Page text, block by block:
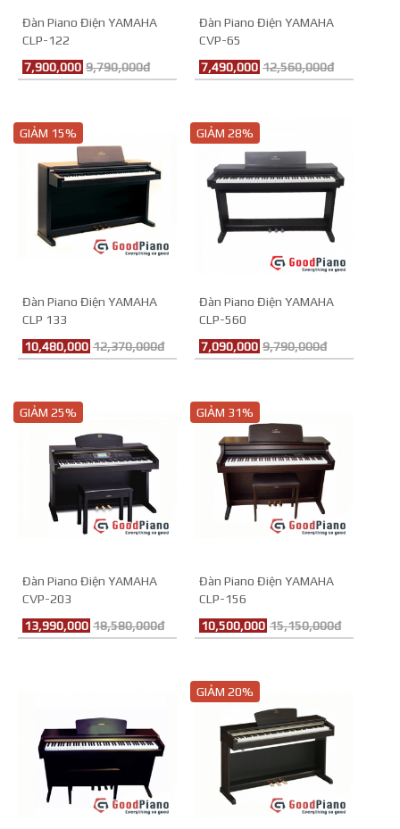
Đàn Piano Điện YAMAHA
CLP-122
7,900,000 9,790,000đ
Đàn Piano Điện YAMAHA
CVP-65
7,490,000 12,560,000đ
GIẢM 15%
Đàn Piano Điện YAMAHA
CLP 133
10,480,000 12,370,000đ
GIẢM 28%
Đàn Piano Điện YAMAHA
CLP-560
7,090,000 9,790,000đ
GIẢM 25%
Đàn Piano Điện YAMAHA
CVP-203
13,990,000 18,580,000đ
GIẢM 31%
Đàn Piano Điện YAMAHA
CLP-156
10,500,000 15,150,000đ
GIẢM 20%